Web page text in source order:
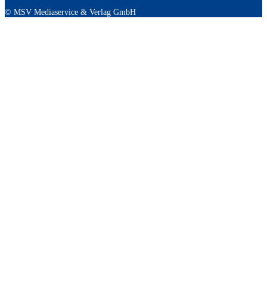
© MSV Mediaservice & Verlag GmbH